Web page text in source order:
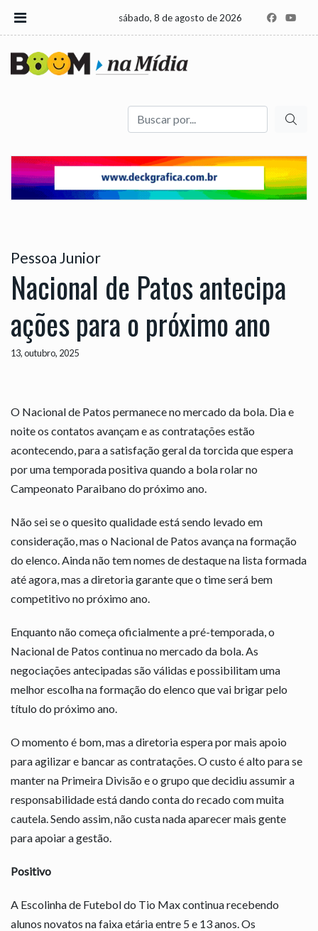
sábado, 8 de agosto de 2026
Buscar
Pessoa Junior
Nacional de Patos antecipa
ações para o próximo ano
13, outubro, 2025
O Nacional de Patos permanece no mercado da bola. Dia e
noite os contatos avançam e as contratações estão
acontecendo, para a satisfação geral da torcida que espera
por uma temporada positiva quando a bola rolar no
Campeonato Paraibano do próximo ano.
Não sei se o quesito qualidade está sendo levado em
consideração, mas o Nacional de Patos avança na formação
do elenco. Ainda não tem nomes de destaque na lista formada
até agora, mas a diretoria garante que o time será bem
competitivo no próximo ano.
Enquanto não começa oficialmente a pré-temporada, o
Nacional de Patos continua no mercado da bola. As
negociações antecipadas são válidas e possibilitam uma
melhor escolha na formação do elenco que vai brigar pelo
título do próximo ano.
O momento é bom, mas a diretoria espera por mais apoio
para agilizar e bancar as contratações. O custo é alto para se
manter na Primeira Divisão e o grupo que decidiu assumir a
responsabilidade está dando conta do recado com muita
cautela. Sendo assim, não custa nada aparecer mais gente
para apoiar a gestão.
Positivo
A Escolinha de Futebol do Tio Max continua recebendo
alunos novatos na faixa etária entre 5 e 13 anos. Os